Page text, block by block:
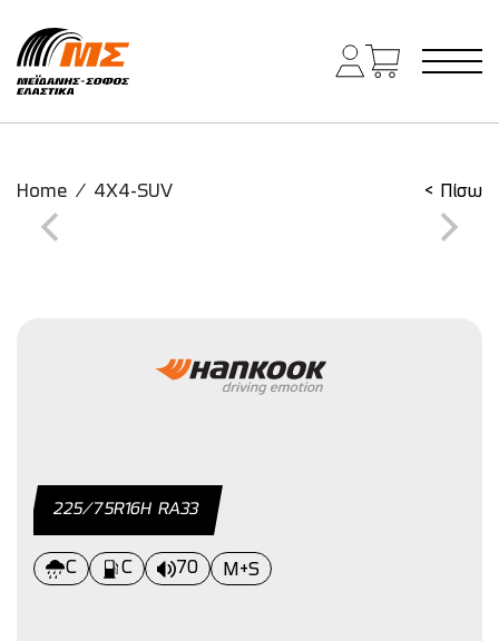
Main Navigation
Home / 4X4-SUV < Πίσω
225/75R16Η RΑ33
C C 70 M+S